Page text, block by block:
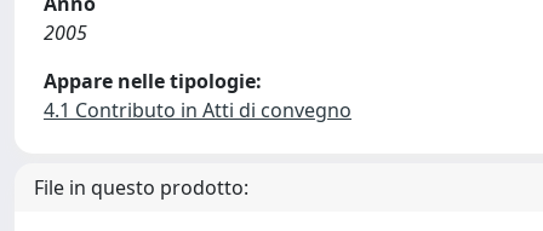
2005
Appare nelle tipologie:
4.1 Contributo in Atti di convegno
File in questo prodotto: